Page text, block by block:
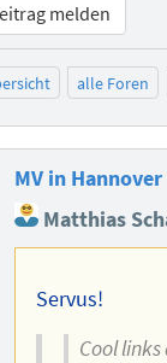
melden
alle Foren
MV in Hannover
Matthias
Servus!
Cool links